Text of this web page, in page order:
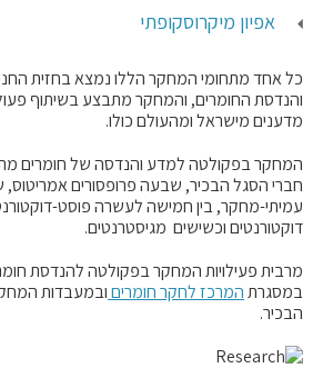
אפיון מיקרוסקופתי
כל אחד מתחומי המחקר הללו נמצא בחזית
והנדסת החומרים, והמחקר מתבצע בשיתוף
מדענים מישראל ומהעולם כולו.
המחקר בפקולטה למדע והנדסה של חומרים
חברי הסגל הבכיר, שבעה פרופסורים
עמיתי-מחקר, בין חמישה לעשרה פוסט-
דוקטורנטים וכשישים מגיסטרנטים.
מרבית פעילויות המחקר בפקולטה להנדסת
במסגרתהמרכז לחקר חומריםובמעבדות
הבכיר.